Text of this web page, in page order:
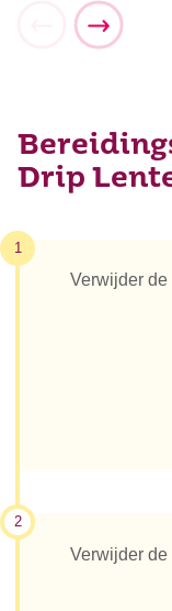
Drip
1
Verwijder de
2
Verwijder